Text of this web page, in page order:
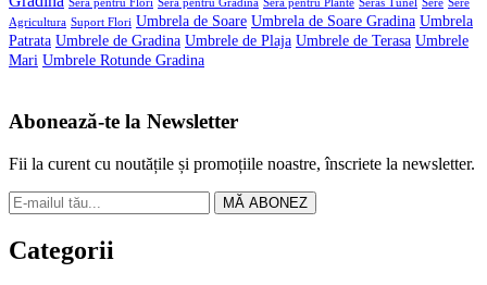
Agricultura Suport Flori Umbrela de Soare Umbrela de Soare Gradina Umbrela
Patrata Umbrele de Gradina Umbrele de Plaja Umbrele de Terasa Umbrele
Mari Umbrele Rotunde Gradina
Abonează-te la Newsletter
Fii la curent cu noutățile și promoțiile noastre, înscriete la newsletter.
MĂ ABONEZ
Categorii